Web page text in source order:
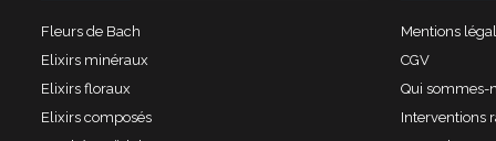
Fleurs de Bach
Elixirs minéraux
Elixirs floraux
Elixirs composés
Mentions
CGV
Qui sommes-
Interventions